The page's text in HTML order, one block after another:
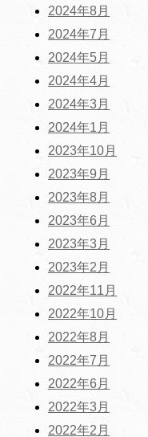
2024年8月
2024年7月
2024年5月
2024年4月
2024年3月
2024年1月
2023年10月
2023年9月
2023年8月
2023年6月
2023年3月
2023年2月
2022年11月
2022年10月
2022年8月
2022年7月
2022年6月
2022年3月
2022年2月